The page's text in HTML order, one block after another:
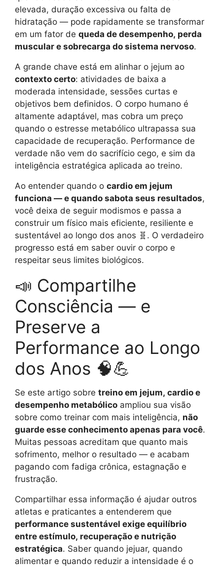
elevada, duração excessiva ou falta de
hidratação — pode rapidamente se transformar
em um fator de queda de desempenho, perda
muscular e sobrecarga do sistema nervoso.
A grande chave está em alinhar o jejum ao
contexto certo: atividades de baixa a
moderada intensidade, sessões curtas e
objetivos bem definidos. O corpo humano é
altamente adaptável, mas cobra um preço
quando o estresse metabólico ultrapassa sua
capacidade de recuperação. Performance de
verdade não vem do sacrifício cego, e sim da
inteligência estratégica aplicada ao treino.
Ao entender quando o cardio em jejum
funciona — e quando sabota seus resultados,
você deixa de seguir modismos e passa a
construir um físico mais eficiente, resiliente e
sustentável ao longo dos anos 🧬. O verdadeiro
progresso está em saber ouvir o corpo e
respeitar seus limites biológicos.
📣 Compartilhe
Consciência — e
Preserve a
Performance ao Longo
dos Anos 🧠💪
Se este artigo sobre treino em jejum, cardio e
desempenho metabólico ampliou sua visão
sobre como treinar com mais inteligência, não
guarde esse conhecimento apenas para você.
Muitas pessoas acreditam que quanto mais
sofrimento, melhor o resultado — e acabam
pagando com fadiga crônica, estagnação e
frustração.
Compartilhar essa informação é ajudar outros
atletas e praticantes a entenderem que
performance sustentável exige equilíbrio
entre estímulo, recuperação e nutrição
estratégica. Saber quando jejuar, quando
alimentar e quando reduzir a intensidade é o